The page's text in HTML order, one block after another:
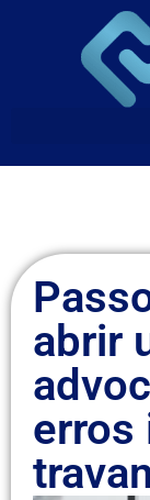
abrir
erros